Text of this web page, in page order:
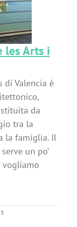
les Arts i
di Valencia è
da
tra la
la famiglia. Il
un po’
vogliamo